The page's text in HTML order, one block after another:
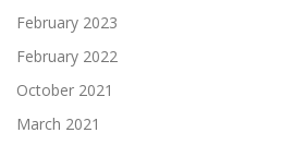
February 2023
February 2022
October 2021
March 2021